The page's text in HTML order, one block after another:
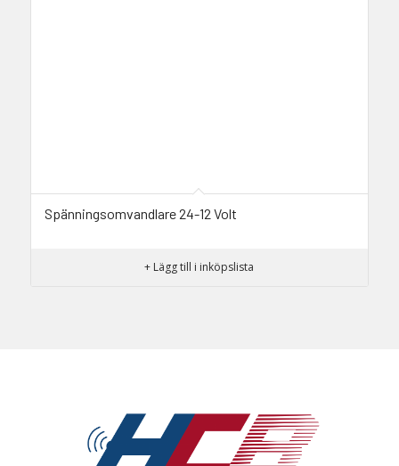
Spänningsomvandlare 24-12 Volt
+ Lägg till i inköpslista